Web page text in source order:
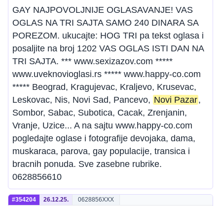
GAY NAJPOVOLJNIJE OGLASAVANJE! VAS
OGLAS NA TRI SAJTA SAMO 240 DINARA SA
POREZOM. ukucajte: HOG TRI pa tekst oglasa i
posaljite na broj 1202 VAS OGLAS ISTI DAN NA
TRI SAJTA. *** www.sexizazov.com *****
www.uveknovioglasi.rs ***** www.happy-co.com
***** Beograd, Kragujevac, Kraljevo, Krusevac,
Leskovac, Nis, Novi Sad, Pancevo, Novi Pazar,
Sombor, Sabac, Subotica, Cacak, Zrenjanin,
Vranje, Uzice... A na sajtu www.happy-co.com
pogledajte oglase i fotografije devojaka, dama,
muskaraca, parova, gay populacije, transica i
bracnih ponuda. Sve zasebne rubrike.
0628856610
#354204 26.12.25. 0628856XXX